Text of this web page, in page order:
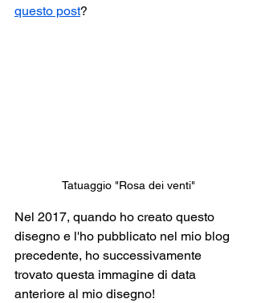
questo post?
Tatuaggio "Rosa dei venti"
Nel 2017, quando ho creato questo
disegno e l'ho pubblicato nel mio blog
precedente, ho successivamente
trovato questa immagine di data
anteriore al mio disegno!